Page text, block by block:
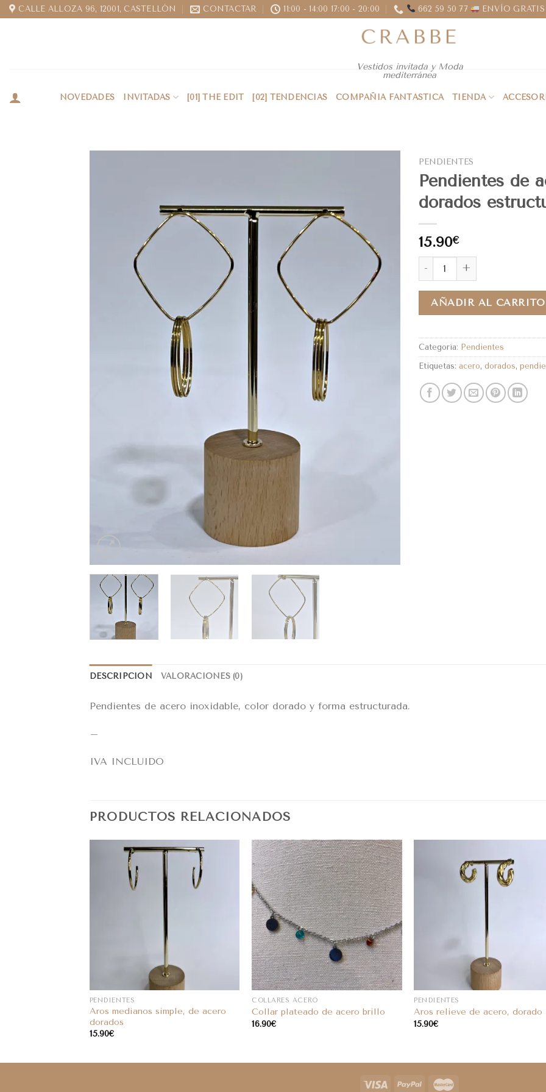
CALLE ALLOZA 96, 12001, CASTELLÓN CONTACTAR 11:00 - 14:00 17:00 - 20:00 662 59 50 77 ENVÍO
Vestidos invitada y Moda
mediterránea
NOVEDADES INVITADAS [01] THE EDIT [02] TENDENCIAS COMPAÑIA FANTÁSTICA TIENDA
PENDIENTES
Pendientes de
dorados
15.90€
AÑADIR AL CARRITO
Categoría: Pendientes
Etiquetas: acero, dorados,
DESCRIPCIÓN VALORACIONES (0)
Pendientes de acero inoxidable, color dorado y forma estructurada.
–
IVA INCLUIDO
PRODUCTOS RELACIONADOS
PENDIENTES
Aros medianos simple, de acero
dorados
15.90€
COLLARES ACERO
Collar plateado de acero brillo
16.90€
PENDIENTES
Aros relieve de acero, dorado
15.90€